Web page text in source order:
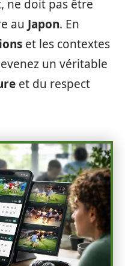
ne doit pas être
au Japon. En
et les contextes
un véritable
et du respect